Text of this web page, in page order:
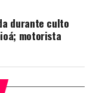
durante culto
motorista